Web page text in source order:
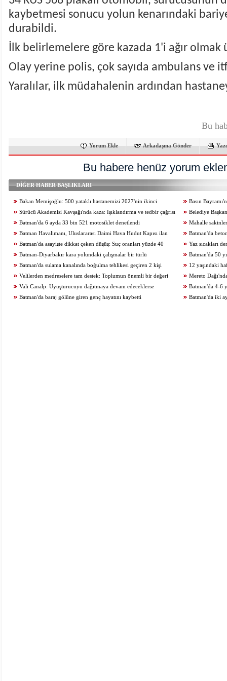
kaybetmesi sonucu yolun kenarındaki
durabildi.
İlk belirlemelere göre kazada 1'i ağır olmak
Olay yerine polis, çok sayıda ambulans ve
Yaralılar, ilk müdahalenin ardından
Bu
Yorum Ekle Arkadaşına Gönder
Bu habere henüz yorum
DİĞER HABER BAŞLIKLARI
Bakan Memişoğlu: 500 yataklı hastanemizi 2027'nin ikinci
yarısında hizmete açacağız
Basın
Sürücü Akademisi Kavşağı'nda kaza: Işıklandırma ve tedbir çağrısı
Belediye
anlattı
Batman'da 6 ayda 33 bin 521 motosiklet denetlendi
Mahalle
Batman Havalimanı, Uluslararası Daimi Hava Hudut Kapısı ilan
edildi
Batman'da
Batman'da asayişte dikkat çeken düşüş: Suç oranları yüzde 40
geriledi
Yaz sıcakları
Batman-Diyarbakır kara yolundaki çalışmalar bir türlü
tamamlanamıyor
Batman'da 50
Batman'da sulama kanalında boğulma tehlikesi geçiren 2 kişi
kurtarıldı
12 yaşındaki
Velilerden medreselere tam destek: Toplumun önemli bir değeri
Mereto
görüntülendi
Vali Canalp: Uyuşturucuyu dağıtmaya devam edeceklerse
gidecekleri yer hapishane olacaktır
Batman'da 4-6
Batman'da baraj gölüne giren genç hayatını kaybetti
Batman'da iki